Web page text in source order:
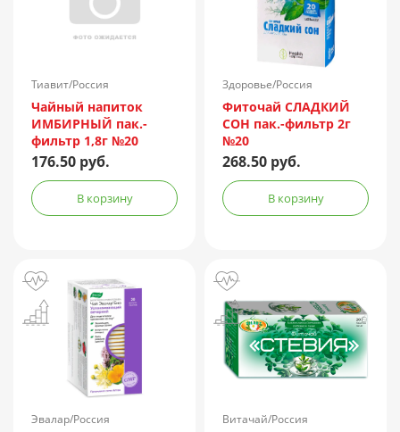
Тиавит/Россия
Чайный напиток
ИМБИРНЫЙ пак.-
фильтр 1,8г №20
176.50 руб.
В корзину
Здоровье/Россия
Фиточай СЛАДКИЙ
СОН пак.-фильтр 2г
№20
268.50 руб.
В корзину
Эвалар/Россия Витачай/Россия